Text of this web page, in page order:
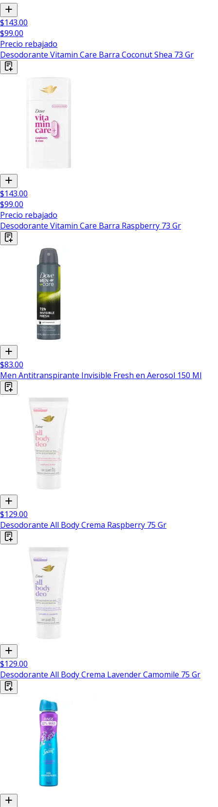
$143.00
$99.00
Precio rebajado
Desodorante Vitamin Care Barra Coconut Shea 73 Gr
$143.00
$99.00
Precio rebajado
Desodorante Vitamin Care Barra Raspberry 73 Gr
$83.00
Men Antitranspirante Invisible Fresh en Aerosol 150 Ml
$129.00
Desodorante All Body Crema Raspberry 75 Gr
$129.00
Desodorante All Body Crema Lavender Camomile 75 Gr